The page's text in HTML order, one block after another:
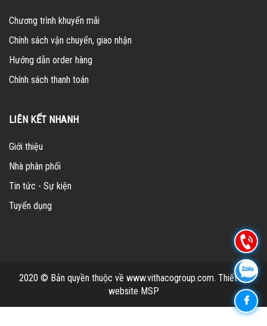
Chương trình khuyến mãi
Chính sách vận chuyển, giao nhận
Hướng dẫn order hàng
Chính sách thanh toán
LIÊN KẾT NHANH
Giới thiệu
Nhà phân phối
Tin tức - Sự kiện
Tuyển dụng
2020 © Bản quyền thuộc về www.vithacogroup.com. Thiết kế
website MSP